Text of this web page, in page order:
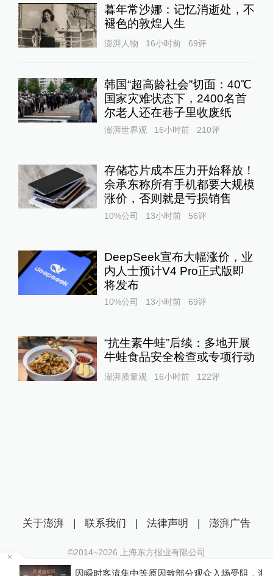
暮年常沙娜：记忆消逝处，不
褪色的敦煌人生
澎湃人物 16小时前 69评
韩国“超高龄社会”切面：40℃
国家灾难状态下，2400名首
尔老人还在巷子里收废纸
澎湃世界观 16小时前 210评
存储芯片成本压力开始释放！
余承东称所有手机都要大规模
涨价，否则就是亏损销售
10%公司 13小时前 56评
DeepSeek宣布大幅涨价，业
内人士预计V4 Pro正式版即
将发布
10%公司 13小时前 69评
“抗生素牛蛙”后续：多地开展
牛蛙食品安全检查或专项行动
澎湃质量观 16小时前 122评
因瞬时客流集中等原因致部分观众入场受阻，浙
关于澎湃 | 联系我们 | 法律声明 | 澎湃广告
©2014~2026 上海东方报业有限公司
沪ICP证：沪B2-20170116 | 沪ICP备14003370号